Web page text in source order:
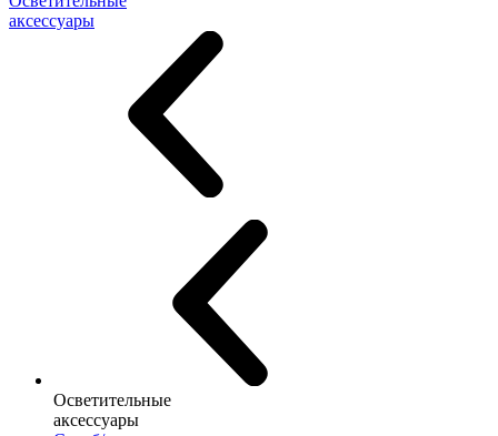
аксессуары
Осветительные
аксессуары